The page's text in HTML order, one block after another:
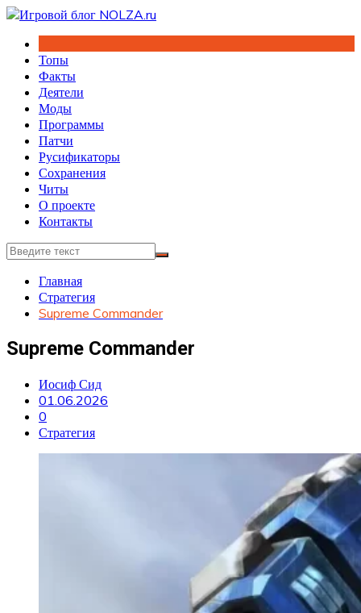
Перейти
содержимому
Топы
Факты
Деятели
Моды
Программы
Патчи
Русификаторы
Сохранения
Читы
О проекте
Контакты
Главная
Стратегия
Supreme Commander
Supreme Commander
Иосиф Сид
01.06.2026
0
Стратегия